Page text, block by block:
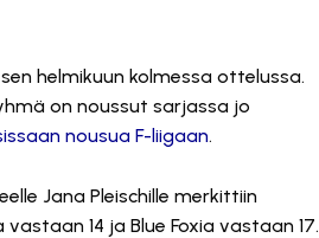
helmikuun kolmessa ottelussa.
on noussut sarjassa jo
nousua F-liigaan.
Jana Pleischille merkittiin
14 ja Blue Foxia vastaan 17.